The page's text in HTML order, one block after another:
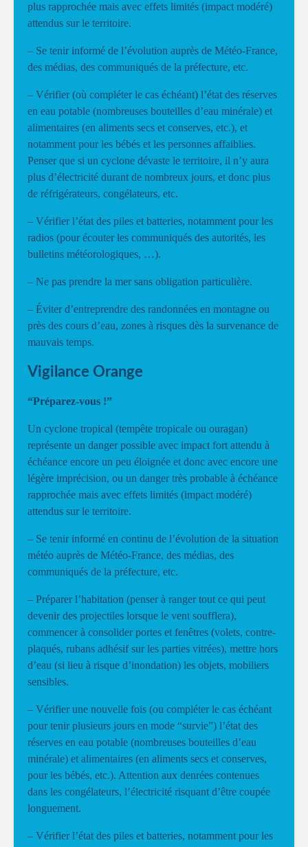
plus rapprochée mais avec effets limités (impact modéré)
attendus sur le territoire.
– Se tenir informé de l’évolution auprès de Météo-France,
des médias, des communiqués de la préfecture, etc.
– Vérifier (où compléter le cas échéant) l’état des réserves
en eau potable (nombreuses bouteilles d’eau minérale) et
alimentaires (en aliments secs et conserves, etc.), et
notamment pour les bébés et les personnes affaiblies.
Penser que si un cyclone dévaste le territoire, il n’y aura
plus d’électricité durant de nombreux jours, et donc plus
de réfrigérateurs, congélateurs, etc.
– Vérifier l’état des piles et batteries, notamment pour les
radios (pour écouter les communiqués des autorités, les
bulletins météorologiques, …).
– Ne pas prendre la mer sans obligation particulière.
– Éviter d’entreprendre des randonnées en montagne ou
près des cours d’eau, zones à risques dès la survenance de
mauvais temps.
Vigilance Orange
“Préparez-vous !”
Un cyclone tropical (tempête tropicale ou ouragan)
représente un danger possible avec impact fort attendu à
échéance encore un peu éloignée et donc avec encore une
légère imprécision, ou un danger très probable à échéance
rapprochée mais avec effets limités (impact modéré)
attendus sur le territoire.
– Se tenir informé en continu de l’évolution de la situation
météo auprès de Météo-France, des médias, des
communiqués de la préfecture, etc.
– Préparer l’habitation (penser à ranger tout ce qui peut
devenir des projectiles lorsque le vent soufflera),
commencer à consolider portes et fenêtres (volets, contre-
plaqués, rubans adhésif sur les parties vitrées), mettre hors
d’eau (si lieu à risque d’inondation) les objets, mobiliers
sensibles.
– Vérifier une nouvelle fois (ou compléter le cas échéant
pour tenir plusieurs jours en mode “survie”) l’état des
réserves en eau potable (nombreuses bouteilles d’eau
minérale) et alimentaires (en aliments secs et conserves,
pour les bébés, etc.). Attention aux denrées contenues
dans les congélateurs, l’électricité risquant d’être coupée
longuement.
– Vérifier l’état des piles et batteries, notamment pour les